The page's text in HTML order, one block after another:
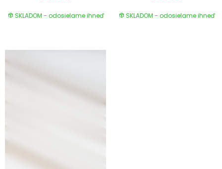
SKLADOM - odosielame ihneď SKLADOM - odosielame ihneď